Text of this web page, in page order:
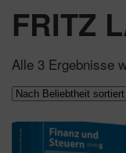
FRITZ
Alle 3 Ergebnisse